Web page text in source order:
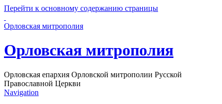
Перейти к основному содержанию страницы
Орловская митрополия
Орловская митрополия
Орловская епархия Орловской митрополии Русской
Православной Церкви
Navigation